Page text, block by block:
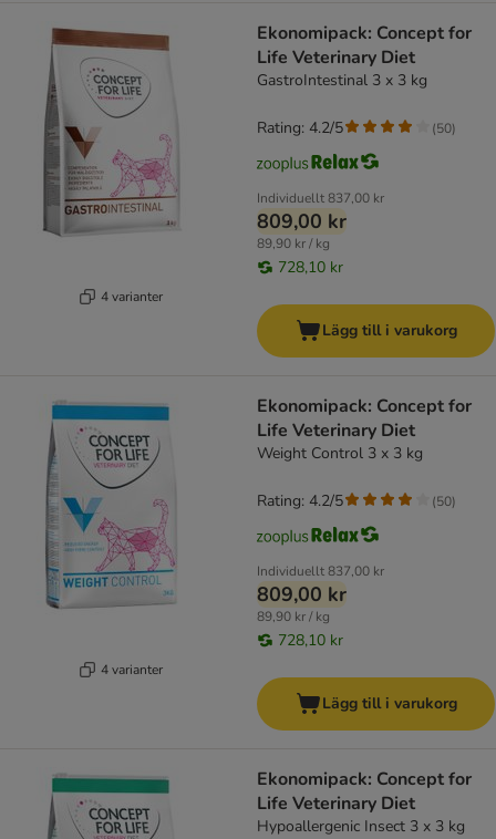
4 varianter
Ekonomipack: Concept for
Life Veterinary Diet
GastroIntestinal 3 x 3 kg
Individuellt837,00 kr
809,00 kr
89,90 kr / kg
728,10 kr
Rating: 4.2/5 (50)
Lägg till i varukorg
4 varianter
Ekonomipack: Concept for
Life Veterinary Diet
Weight Control 3 x 3 kg
Individuellt837,00 kr
809,00 kr
89,90 kr / kg
728,10 kr
Rating: 4.2/5 (50)
Lägg till i varukorg
Ekonomipack: Concept for
Life Veterinary Diet
Hypoallergenic Insect 3 x 3 kg